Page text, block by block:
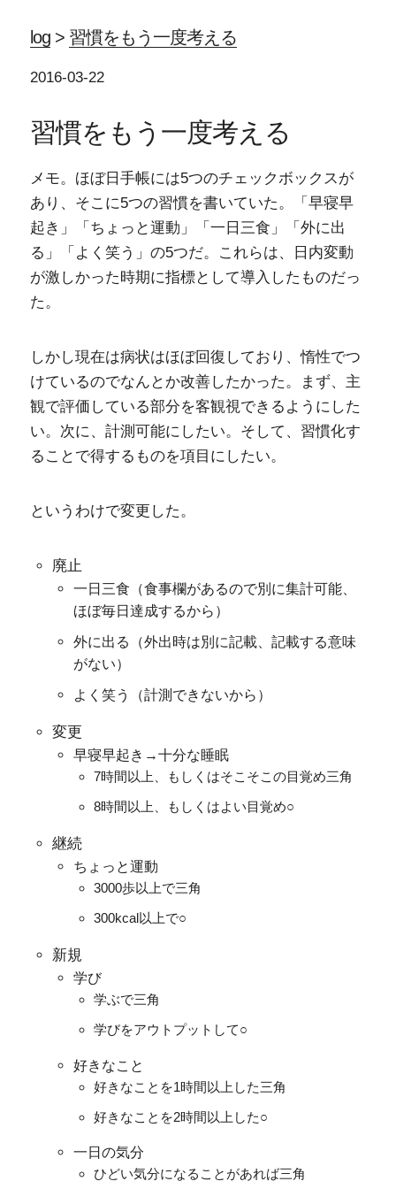
log> 習慣をもう一度考える
2016-03-22
習慣をもう一度考える
メモ。ほぼ日手帳には5つのチェックボックスが
あり、そこに5つの習慣を書いていた。「早寝早
起き」「ちょっと運動」「一日三食」「外に出
る」「よく笑う」の5つだ。これらは、日内変動
が激しかった時期に指標として導入したものだっ
た。
しかし現在は病状はほぼ回復しており、惰性でつ
けているのでなんとか改善したかった。まず、主
観で評価している部分を客観視できるようにした
い。次に、計測可能にしたい。そして、習慣化す
ることで得するものを項目にしたい。
というわけで変更した。
廃止
一日三食（食事欄があるので別に集計可能、
ほぼ毎日達成するから）
外に出る（外出時は別に記載、記載する意味
がない）
よく笑う（計測できないから）
変更
早寝早起き→十分な睡眠
7時間以上、もしくはそこそこの目覚め三角
8時間以上、もしくはよい目覚め○
継続
ちょっと運動
3000歩以上で三角
300kcal以上で○
新規
学び
学ぶで三角
学びをアウトプットして○
好きなこと
好きなことを1時間以上した三角
好きなことを2時間以上した○
一日の気分
ひどい気分になることがあれば三角